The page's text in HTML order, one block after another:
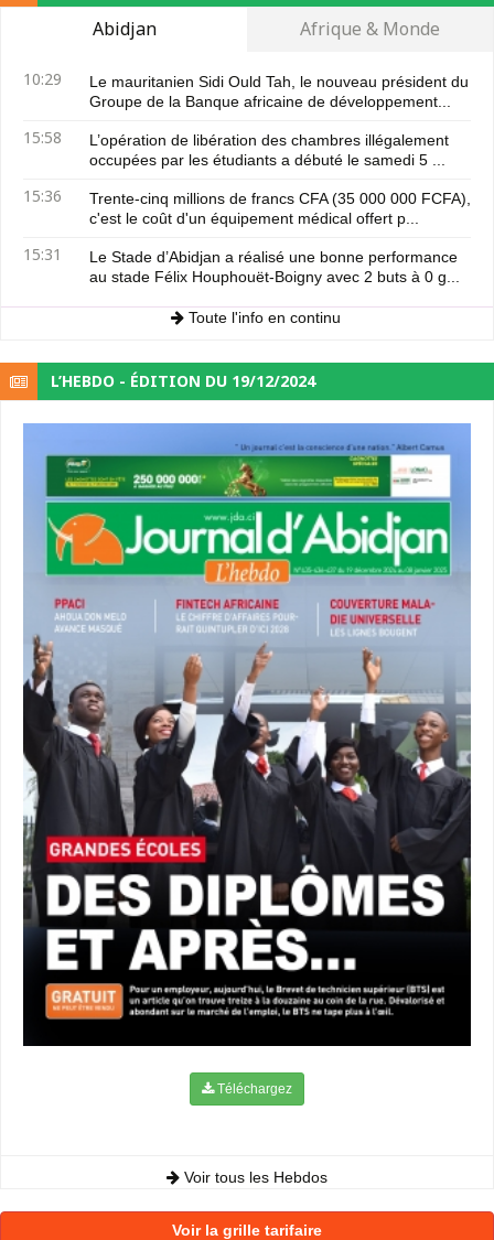
Abidjan Afrique & Monde
10:29
Le mauritanien Sidi Ould Tah, le nouveau président du
Groupe de la Banque africaine de développement...
15:58
L’opération de libération des chambres illégalement
occupées par les étudiants a débuté le samedi 5 ...
15:36
Trente-cinq millions de francs CFA (35 000 000 FCFA),
c'est le coût d'un équipement médical offert p...
15:31
Le Stade d’Abidjan a réalisé une bonne performance
au stade Félix Houphouët-Boigny avec 2 buts à 0 g...
Toute l'info en continu
L’HEBDO - ÉDITION DU 19/12/2024
Téléchargez
Voir tous les Hebdos
Voir la grille tarifaire